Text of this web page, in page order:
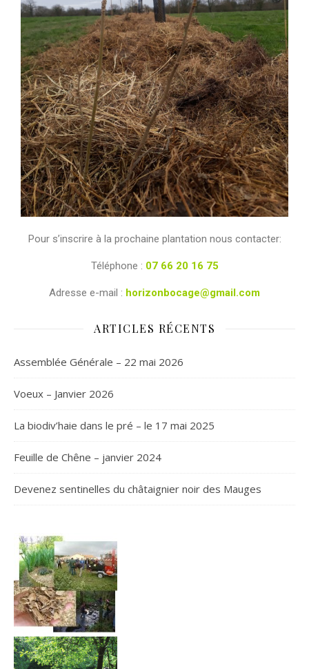
Pour s’inscrire à la prochaine plantation nous contacter:
Téléphone : 07 66 20 16 75
Adresse e-mail : horizonbocage@gmail.com
ARTICLES RÉCENTS
Assemblée Générale – 22 mai 2026
Voeux – Janvier 2026
La biodiv’haie dans le pré – le 17 mai 2025
Feuille de Chêne – janvier 2024
Devenez sentinelles du châtaignier noir des Mauges